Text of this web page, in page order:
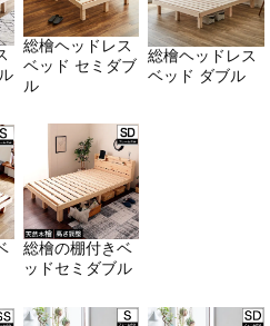
総檜ヘッドレス
ベッド セミダブ
ル
総檜ヘッドレス
ベッド ダブル
総檜の棚付きベ
ッドセミダブル